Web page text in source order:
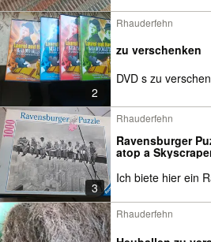
2
Rhauderfehn
zu verschenken
DVD s zu
3
Rhauderfehn
Ravensburger
atop a
Ich biete hier ein
Rhauderfehn